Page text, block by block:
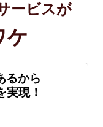
ービスが
ケ
るから
実現！